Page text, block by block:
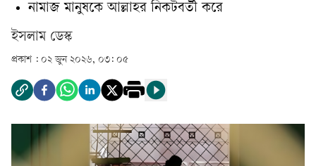
নামাজ মানুষকে আল্লাহর নিকটবর্তী করে
ইসলাম ডেস্ক
প্রকাশ : ০২ জুন ২০২৬, ০৩: ০৫